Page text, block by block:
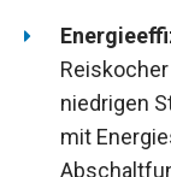
niedrigen
mit